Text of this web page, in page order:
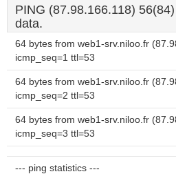
PING (87.98.166.118)
data.
64 bytes from web1-srv.niloo.fr
icmp_seq=1 ttl=53
64 bytes from web1-srv.niloo.fr
icmp_seq=2 ttl=53
64 bytes from web1-srv.niloo.fr
icmp_seq=3 ttl=53
--- ping statistics ---